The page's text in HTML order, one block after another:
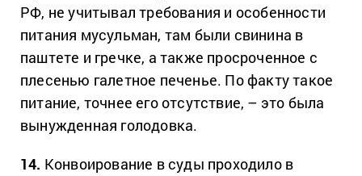
РФ, не учитывал требования и особенности
питания мусульман, там были свинина в
паштете и гречке, а также просроченное с
плесенью галетное печенье. По факту такое
питание, точнее его отсутствие, – это была
вынужденная голодовка.
14. Конвоирование в суды проходило в